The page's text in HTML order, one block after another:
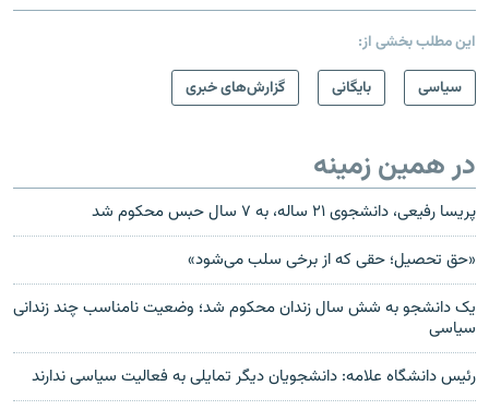
این مطلب بخشی از:
سیاسی
بایگانی گزارش‌های خبری
در همین زمینه
پریسا رفیعی، دانشجوی ۲۱ ساله، به ۷ سال حبس محکوم شد
«حق تحصیل؛ حقی که از برخی سلب می‌شود»
یک دانشجو به شش سال زندان محکوم شد؛ وضعیت نامناسب چند زندانی
سیاسی
رئیس دانشگاه علامه: دانشجویان دیگر تمایلی به فعالیت سیاسی ندارند